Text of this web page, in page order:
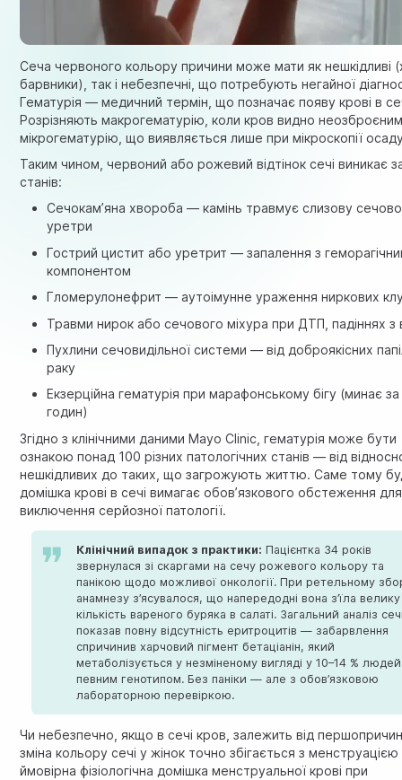
Сеча червоного кольору причини може мати як нешкідливі
барвники), так і небезпечні, що потребують негайної
Гематурія — медичний термін, що позначає появу крові в
Розрізняють макрогематурію, коли кров видно
мікрогематурію, що виявляється лише при мікроскопії
Таким чином, червоний або рожевий відтінок сечі виникає
станів:
Сечокам’яна хвороба — камінь травмує слизову
уретри
Гострий цистит або уретрит — запалення з
компонентом
Гломерулонефрит — аутоімунне ураження ниркових
Травми нирок або сечового міхура при ДТП, падіннях з
Пухлини сечовидільної системи — від доброякісних
раку
Екзерційна гематурія при марафонському бігу (минає
годин)
Згідно зклінічними даними Mayo Clinic , гематурія може бути
ознакою понад 100 різних патологічних станів — від
нешкідливих до таких, що загрожують життю. Саме тому
домішка крові в сечі вимагає обов’язкового обстеження для
виключення серйозної патології.
Клінічний випадок з практики: Пацієнтка 34 років
звернулася зі скаргами на сечу рожевого кольору та
панікою щодо можливої онкології. При ретельному
анамнезу з’ясувалося, що напередодні вона з’їла велику
кількість вареного буряка в салаті. Загальний аналіз
показав повну відсутність еритроцитів — забарвлення
спричинив харчовий пігмент бетаціанін, який
метаболізується у незміненому вигляді у 10–14 %
певним генотипом. Без паніки — але з обов’язковою
лабораторною перевіркою.
Чи небезпечно, якщо в сечі кров, залежить від
зміна кольору сечі у жінок точно збігається з
ймовірна фізіологічна домішка менструальної крові при